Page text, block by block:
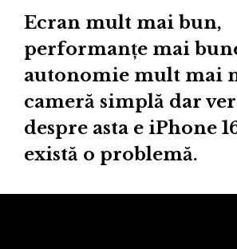
Ecran mult mai bun,
performanțe mai
autonomie mult mai
cameră simplă dar
despre asta e iPhone
există o problemă.